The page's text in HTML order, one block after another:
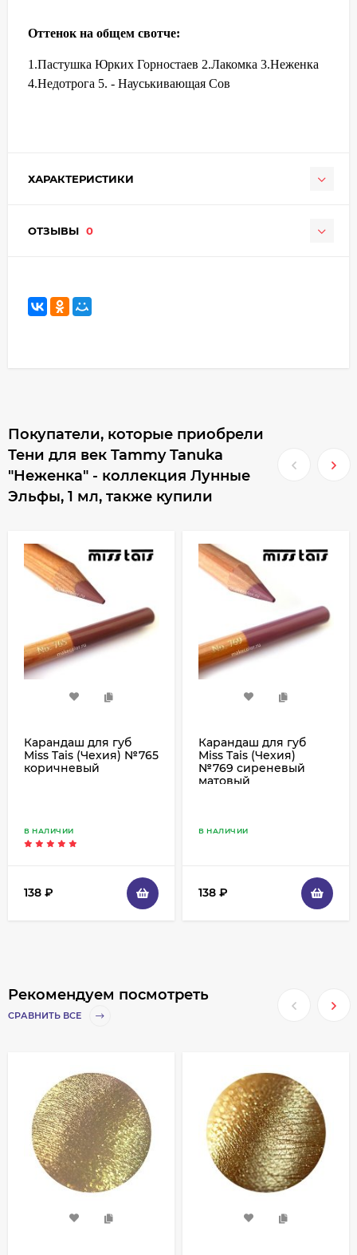
Оттенок на общем свотче:
1.Пастушка Юрких Горностаев 2.Лакомка 3.Неженка
4.Недотрога 5. - Науськивающая Сов
ХАРАКТЕРИСТИКИ
ОТЗЫВЫ 0
Покупатели, которые приобрели
Тени для век Tammy Tanuka
"Неженка" - коллекция Лунные
Эльфы, 1 мл, также купили
Карандаш для губ
Miss Tais (Чехия) №765
коричневый
В НАЛИЧИИ
138 ₽
Карандаш для губ
Miss Tais (Чехия)
№769 сиреневый
матовый
В НАЛИЧИИ
138 ₽
Рекомендуем посмотреть
СРАВНИТЬ ВСЕ